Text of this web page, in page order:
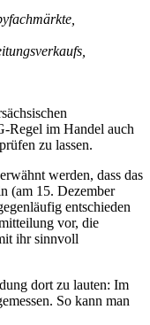
Regel im Handel auch
zu lassen.
werden, dass das
(am 15. Dezember
entschieden
vor, die
ihr sinnvoll
dort zu lauten: Im
So kann man